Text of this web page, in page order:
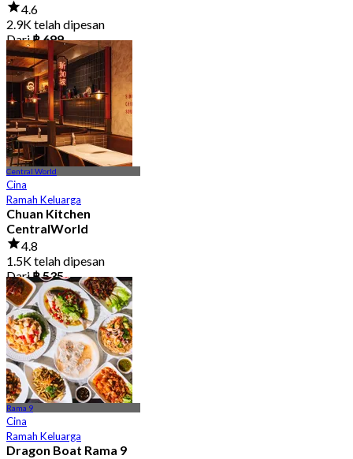
4.6
2.9K telah dipesan
Dari฿ 699
Central World
Cina
Ramah Keluarga
Chuan Kitchen
CentralWorld
4.8
1.5K telah dipesan
Dari฿ 535
Rama 9
Cina
Ramah Keluarga
Dragon Boat Rama 9